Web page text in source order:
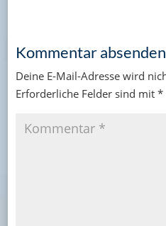
Kommentar absenden
Deine E-Mail-Adresse wird
Erforderliche Felder sind mit *